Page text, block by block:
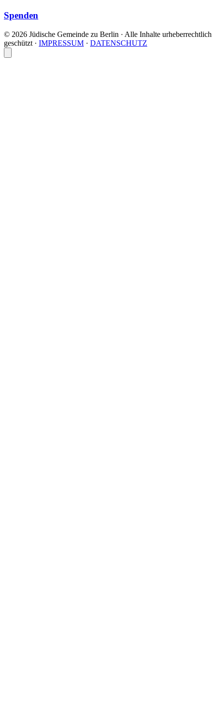
Spenden
© 2026 Jüdische Gemeinde zu Berlin · Alle Inhalte urheberrechtlich
geschützt · IMPRESSUM · DATENSCHUTZ